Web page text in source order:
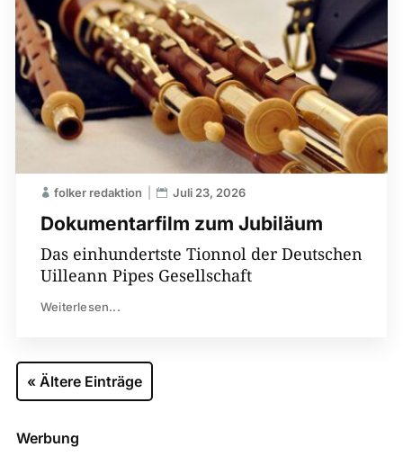
Dokumentarfilm zum Jubiläum
folker redaktion Juli 23, 2026
Das einhundertste Tionnol der Deutschen
Uilleann Pipes Gesellschaft
Weiterlesen...
« Ältere Einträge
Werbung